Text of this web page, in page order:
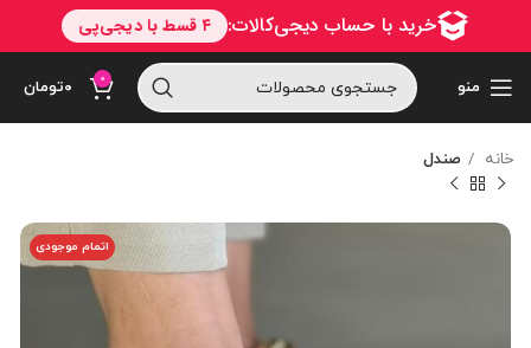
منو 0 ۰تومان
خانه صندل
اتمام موجودی